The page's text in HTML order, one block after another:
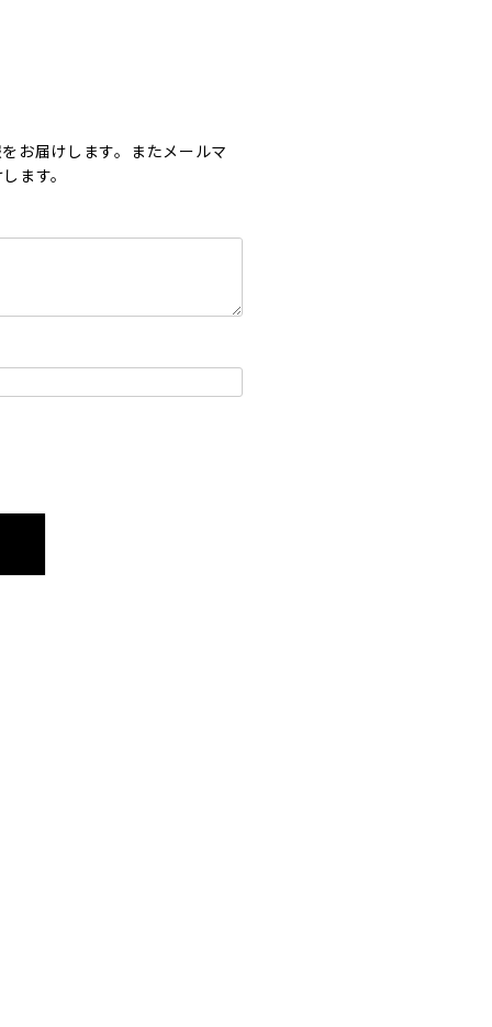
お届けします。またメールマ
ます。